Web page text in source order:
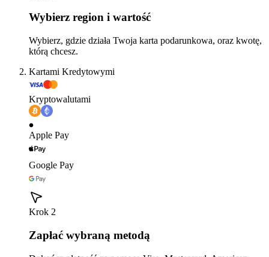
Wybierz region i wartość
Wybierz, gdzie działa Twoja karta podarunkowa, oraz kwotę,
którą chcesz.
Kartami Kredytowymi
Kryptowalutami
Apple Pay
Google Pay
Krok 2
Zapłać wybraną metodą